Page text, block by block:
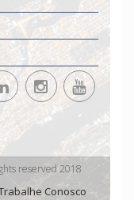
reserved 2018
Conosco